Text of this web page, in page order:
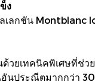
ง
ลกชัน Montblanc
ด้วยเทคนิคพิเศษที่ช่
นประณีตมากกว่า